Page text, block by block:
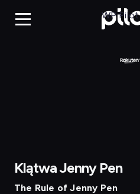
WP Pilot
Klątwa Jenny Pen
The Rule of Jenny Pen